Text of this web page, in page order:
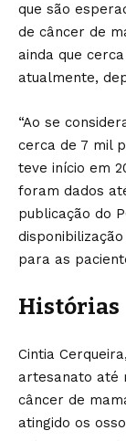
que são
de câncer de
ainda que
atualmente,
“Ao se
cerca de 7 mil
teve início em
foram dados
publicação do
para as
Histórias
Cintia
artesanato até
câncer de
atingido os